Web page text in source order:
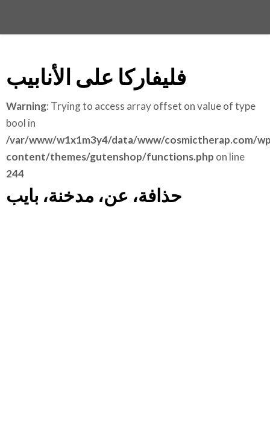
فليفاركا على الأنابيب
Warning: Trying to access array offset on value of type
bool in
/var/www/w1x1m3y4/data/www/cosmictherap.com/
content/themes/gutenshop/functions.php on line
244
حذافة، عن، مدخنة، بايب